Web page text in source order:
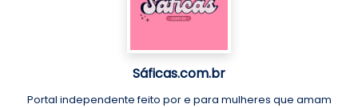
Sáficas.com.br
Portal independente feito por e para mulheres que amam